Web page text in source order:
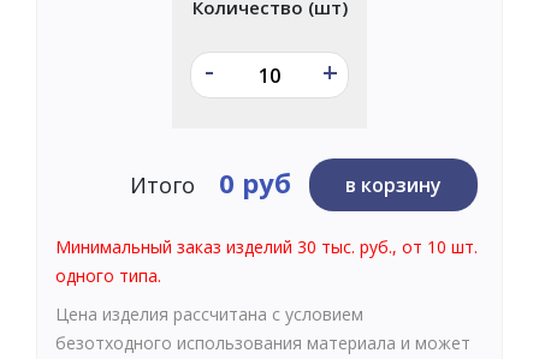
Количество (шт)
- +
Итого 0 руб в корзину
Минимальный заказ изделий 30 тыс. руб., от 10 шт.
одного типа.
Цена изделия рассчитана с условием
безотходного использования материала и может